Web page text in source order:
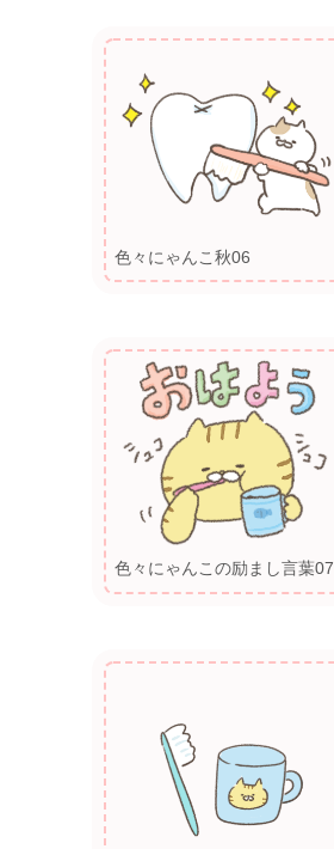
色々にゃんこ秋06
色々にゃんこの励まし言葉07